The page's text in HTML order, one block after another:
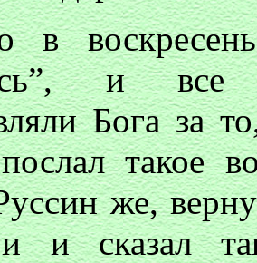
в
и
Бога за
такое
же,
и сказал